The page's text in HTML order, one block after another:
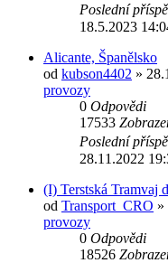
Poslední
18.5.2023
Alicante, Španělsko
od kubson4402 »
provozy
0 Odpovědi
17533
Poslední
28.11.2022
(I) Terstská Tramvaj
od Transport_CRO »
provozy
0 Odpovědi
18526